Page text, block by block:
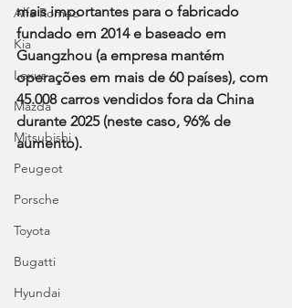
Alfa Romeo
Kia
Lexus
Mazda
Mitsubishi
Peugeot
Porsche
Toyota
Bugatti
Hyundai
mais importantes para o fabricado
fundado em 2014 e baseado em
Guangzhou (a empresa mantém
operações em mais de 60 países), com
45.008 carros vendidos fora da China
durante 2025 (neste caso, 96% de
aumento).